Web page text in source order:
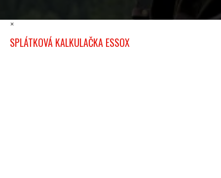
×
SPLÁTKOVÁ KALKULAČKA ESSOX